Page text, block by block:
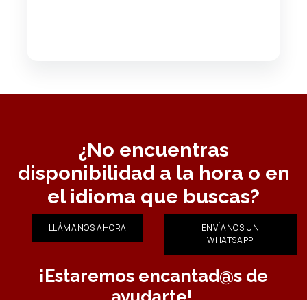
¿No encuentras
disponibilidad a la hora o en
el idioma que buscas?
LLÁMANOS AHORA
ENVÍANOS UN
WHATSAPP
¡Estaremos encantad@s de